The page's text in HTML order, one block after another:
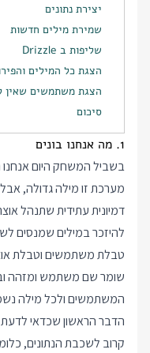
יצירת נתונים
שמירת מילים חדשות
שליפות ב Drizzle
הצגת כל המילים
הצגת משתמשים שאין
סיכום
1. מה אנחנו בונים
בשביל המשחק היום אנחנו
מערכת זו מילה גדולה,
דמיונית עתידית שתנהל
להיזכר במילים שמנסים
טבלת משתמשים וטבלת
שומר שם משתמש ומזהה
המשתמשים ולכל מילה
הדבר הראשון שכדאי
קרוב לשכבת הנתונים,